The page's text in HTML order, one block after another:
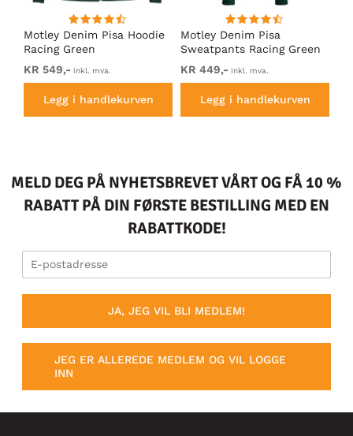
Motley Denim Pisa Hoodie
Racing Green
KR 549,- inkl. mva.
Legg i handlekurven
Motley Denim Pisa
Sweatpants Racing Green
KR 449,- inkl. mva.
Legg i handlekurven
MELD DEG PÅ NYHETSBREVET VÅRT OG FÅ 10 %
RABATT PÅ DIN FØRSTE BESTILLING MED EN
RABATTKODE!
JA, JEG VIL BLI MEDLEM!
JEG ER ALLEREDE MEDLEM OG VIL LOGGE
INN